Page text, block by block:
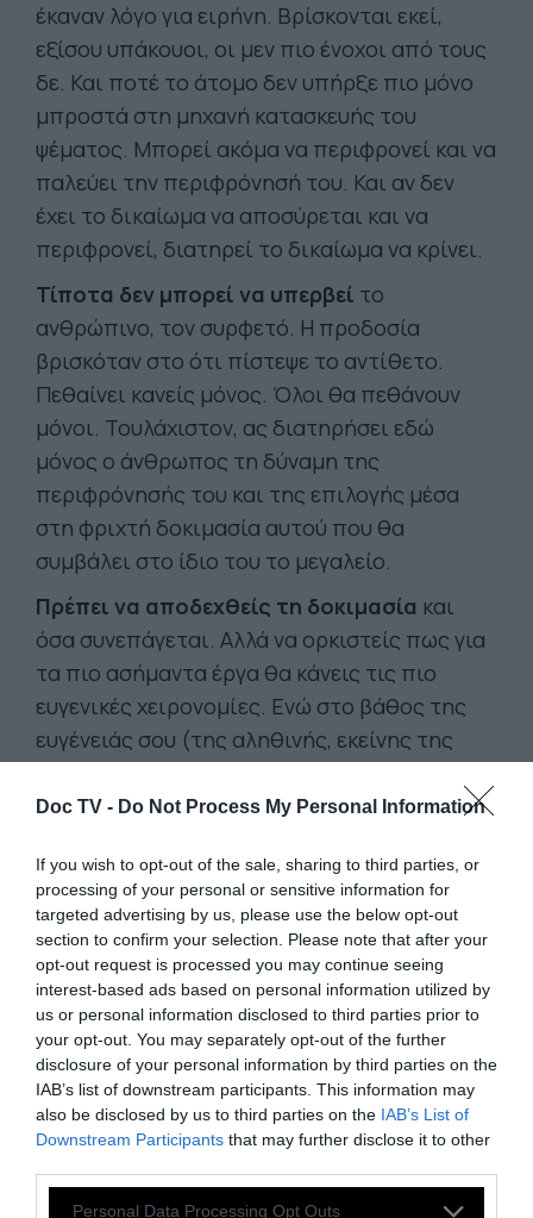
Doc TV - Do Not Process My Personal Information
If you wish to opt-out of the sale, sharing to third parties, or
processing of your personal or sensitive information for
targeted advertising by us, please use the below opt-out
section to confirm your selection. Please note that after your
opt-out request is processed you may continue seeing
interest-based ads based on personal information utilized by
us or personal information disclosed to third parties prior to
your opt-out. You may separately opt-out of the further
disclosure of your personal information by third parties on the
IAB’s list of downstream participants. This information may
also be disclosed by us to third parties on the IAB’s List of
Downstream Participants that may further disclose it to other
Personal Data Processing Opt Outs
έκαναν λόγο για ειρήνη. Βρίσκονται εκεί,
εξίσου υπάκουοι, οι μεν πιο ένοχοι από τους
δε. Και ποτέ το άτομο δεν υπήρξε πιο μόνο
μπροστά στη μηχανή κατασκευής του
ψέματος. Μπορεί ακόμα να περιφρονεί και να
παλεύει την περιφρόνησή του. Και αν δεν
έχει το δικαίωμα να αποσύρεται και να
περιφρονεί, διατηρεί το δικαίωμα να κρίνει.
Τίποτα δεν μπορεί να υπερβεί το
ανθρώπινο, τον συρφετό. Η προδοσία
βρισκόταν στο ότι πίστεψε το αντίθετο.
Πεθαίνει κανείς μόνος. Όλοι θα πεθάνουν
μόνοι. Τουλάχιστον, ας διατηρήσει εδώ
μόνος ο άνθρωπος τη δύναμη της
περιφρόνησής του και της επιλογής μέσα
στη φριχτή δοκιμασία αυτού που θα
συμβάλει στο ίδιο του το μεγαλείο.
Πρέπει να αποδεχθείς τη δοκιμασία και
όσα συνεπάγεται. Αλλά να ορκιστείς πως για
τα πιο ασήμαντα έργα θα κάνεις τις πιο
ευγενικές χειρονομίες. Ενώ στο βάθος της
ευγένειάς σου (της αληθινής, εκείνης της
θάρρος και η βαθιά αδιαφορία».
«Αναρωτιόμασταν τι ήταν ο πόλεμος – η
βδελυρότητα που έκλεινε μέσα του. Και
συνειδητοποιούμε τώρα ότι ξέρουμε πού
βρίσκεται, ότι βρίσκεται μέσα μας – και για
τους περισσότερους είναι αυτή η ενόχληση,
αυτή η υποχρέωση επιλογής που τους κάνει
να φεύγουν με την ενοχή ότι δεν υπήρξαν
αρκετά θαρραλέοι για να απέχουν ή να
απέχουν με τη θλίψη ότι δεν θα
συμμεριστούν τον θάνατο των άλλων.
Βρίσκεται εδώ, όντως εδώ, και τον